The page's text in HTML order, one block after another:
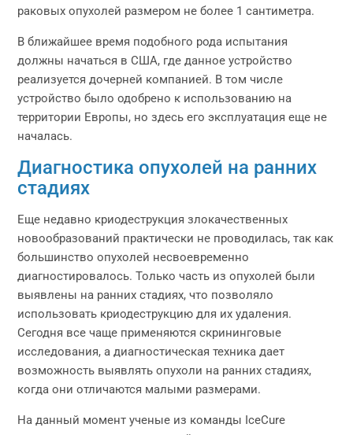
раковых опухолей размером не более 1 сантиметра.
В ближайшее время подобного рода испытания
должны начаться в США, где данное устройство
реализуется дочерней компанией. В том числе
устройство было одобрено к использованию на
территории Европы, но здесь его эксплуатация еще не
началась.
Диагностика опухолей на ранних
стадиях
Еще недавно криодеструкция злокачественных
новообразований практически не проводилась, так как
большинство опухолей несвоевременно
диагностировалось. Только часть из опухолей были
выявлены на ранних стадиях, что позволяло
использовать криодеструкцию для их удаления.
Сегодня все чаще применяются скрининговые
исследования, а диагностическая техника дает
возможность выявлять опухоли на ранних стадиях,
когда они отличаются малыми размерами.
На данный момент ученые из команды IceCure